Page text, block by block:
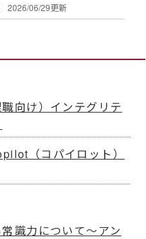
2026/06/29更新
向け）インテグリテ
（コパイロット）
識力について～アン